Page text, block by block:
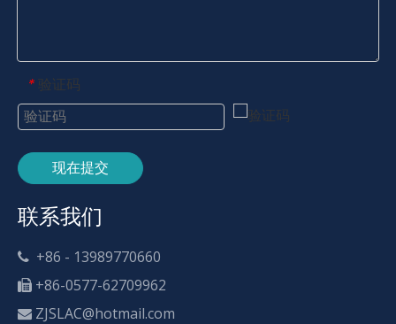
* 验证码
现在提交
联系我们
 +86 - 13989770660
 +86-0577-62709962
 ZJSLAC@hotmail.com